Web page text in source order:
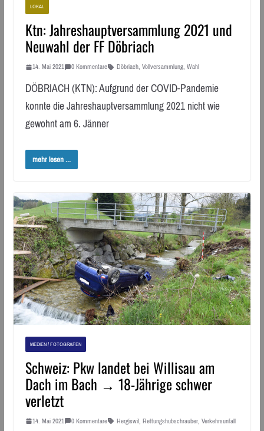
LOKAL
Ktn: Jahreshauptversammlung 2021 und
Neuwahl der FF Döbriach
14. Mai 2021 0 Kommentare Döbriach, Vollversammlung, Wahl
DÖBRIACH (KTN): Aufgrund der COVID-Pandemie
konnte die Jahreshauptversammlung 2021 nicht wie
gewohnt am 6. Jänner
mehr lesen ...
MEDIEN / FOTOGRAFEN
Schweiz: Pkw landet bei Willisau am
Dach im Bach → 18-Jährige schwer
verletzt
14. Mai 2021 0 Kommentare Hergiswil, Rettungshubschrauber, Verkehrsunfall